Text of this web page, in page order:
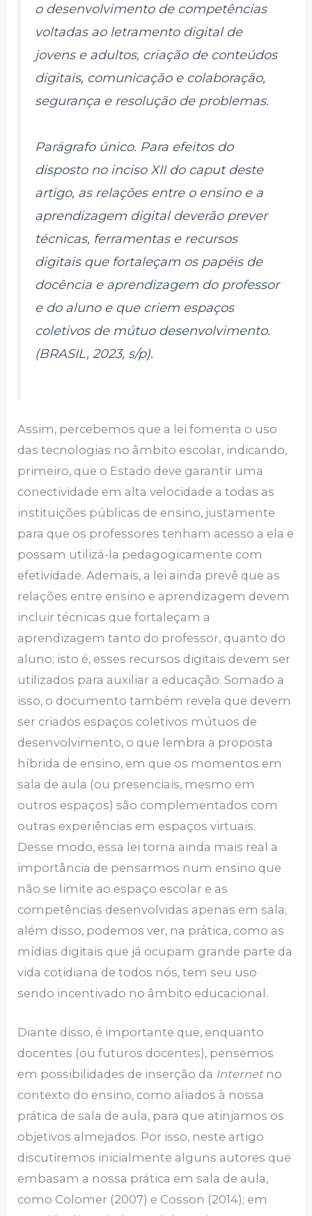
o desenvolvimento de competências
voltadas ao letramento digital de
jovens e adultos, criação de conteúdos
digitais, comunicação e colaboração,
segurança e resolução de problemas.
Parágrafo único. Para efeitos do
disposto no inciso XII do caput deste
artigo, as relações entre o ensino e a
aprendizagem digital deverão prever
técnicas, ferramentas e recursos
digitais que fortaleçam os papéis de
docência e aprendizagem do professor
e do aluno e que criem espaços
coletivos de mútuo desenvolvimento.
(BRASIL, 2023, s/p).
Assim, percebemos que a lei fomenta o uso
das tecnologias no âmbito escolar, indicando,
primeiro, que o Estado deve garantir uma
conectividade em alta velocidade a todas as
instituições públicas de ensino, justamente
para que os professores tenham acesso a ela e
possam utilizá-la pedagogicamente com
efetividade. Ademais, a lei ainda prevê que as
relações entre ensino e aprendizagem devem
incluir técnicas que fortaleçam a
aprendizagem tanto do professor, quanto do
aluno; isto é, esses recursos digitais devem ser
utilizados para auxiliar a educação. Somado a
isso, o documento também revela que devem
ser criados espaços coletivos mútuos de
desenvolvimento, o que lembra a proposta
híbrida de ensino, em que os momentos em
sala de aula (ou presenciais, mesmo em
outros espaços) são complementados com
outras experiências em espaços virtuais.
Desse modo, essa lei torna ainda mais real a
importância de pensarmos num ensino que
não se limite ao espaço escolar e as
competências desenvolvidas apenas em sala;
além disso, podemos ver, na prática, como as
mídias digitais que já ocupam grande parte da
vida cotidiana de todos nós, tem seu uso
sendo incentivado no âmbito educacional.
Diante disso, é importante que, enquanto
docentes (ou futuros docentes), pensemos
em possibilidades de inserção da Internetno
contexto do ensino, como aliados à nossa
prática de sala de aula, para que atinjamos os
objetivos almejados. Por isso, neste artigo
discutiremos inicialmente alguns autores que
embasam a nossa prática em sala de aula,
como Colomer (2007) e Cosson (2014); em